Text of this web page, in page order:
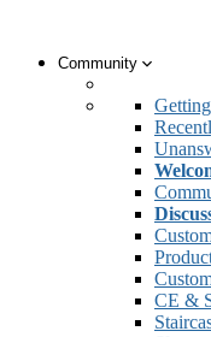
Community
CE &